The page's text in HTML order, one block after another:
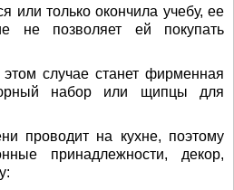
или только окончила учебу, ее
не позволяет ей покупать
случае станет фирменная
набор или щипцы для
проводит на кухне, поэтому
принадлежности, декор,